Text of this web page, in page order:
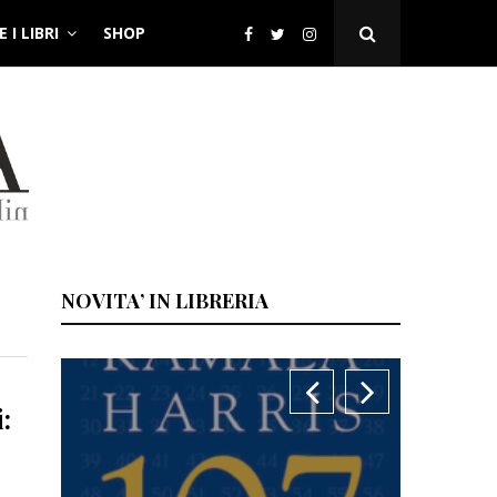
I LIBRI SHOP
Open
Search
NOVITA’ IN LIBRERIA